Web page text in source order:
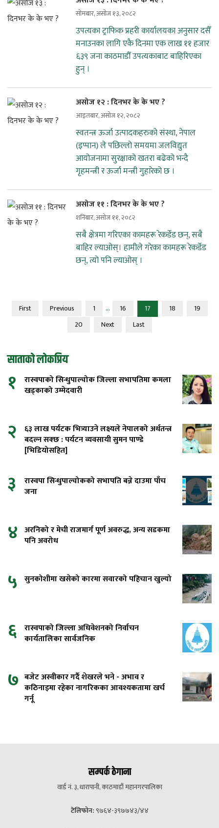
सोमबार, असोज १३, २०८२
उपत्यका ट्राफिक प्रहरी कार्यालयका अनुसार दसैँ
मनाउनका लागि एकै दिनमा एक लाख ११ हजार
६३९ जना काठमाडौँ उपत्यकाबाट बाहिरिएका
हुन् ।
असोज १२ : दिनभर के के भए ?
आइतबार, असोज १२, २०८२
स्वतन्त्र ऊर्जा उत्पादकहरुको संस्था, नेपाल
(इप्पान) ले पछिल्लो समयमा जलविद्युत
आयोजनामा सुरक्षाको खतरा बढेको भन्दै
गृहमन्त्री र ऊर्जा मन्त्री गुहारेको छ ।
असोज ११ : दिनभर के के भए ?
शनिबार, असोज ११, २०८२
सबै क्षेत्रमा गरिएका कामहरू रेकर्डेड छन्, सबै
बाहिर ल्याओस्। हामीले गरेका कामहरू रेकर्डेड
छन्, त्यो पनि ल्याओस् ।
First Previous 1 ... 16 17 18
19
20
Next Last
साताको लोकप्रिय
१
रास्वपाको सिन्धुपाल्चोक जिल्ला सभापतिमा कमला
खड्काको उम्मेदवारी
२
६३ लाख पर्यटक भित्र्याउने लक्ष्यले नेपालको अर्थतन्त्र
बदल्न सक्छ : पर्यटन व्यवसायी सुमन पाण्डे
[भिडियोसहित]
३
रास्वपा सिन्धुपाल्चोकको सभापति बन्ने दाउमा पाँच
जना
४ अरनिको र मेची राजमार्ग पूर्ण अवरुद्ध, अन्य सडकमा
पनि अवरोध
५ सुनकोशीमा खसेको कारमा सवारको पहिचान खुल्यो
६ रास्वपाको जिल्ला अधिवेशनको निर्वाचन
कार्यतालिका सार्वजनिक
७ बजेट अस्वीकार गर्दै शेखरले भने - अभाव र
कठिनाइमा रहेका नागरिकका आवश्यकतामा खर्च
गर्नू
सम्पर्क ठेगाना
वार्ड नं. ३, धारापानी, काठमाडौं महानगरपालिका
टेलिफोन: ९७६४-३९७७४३/४४